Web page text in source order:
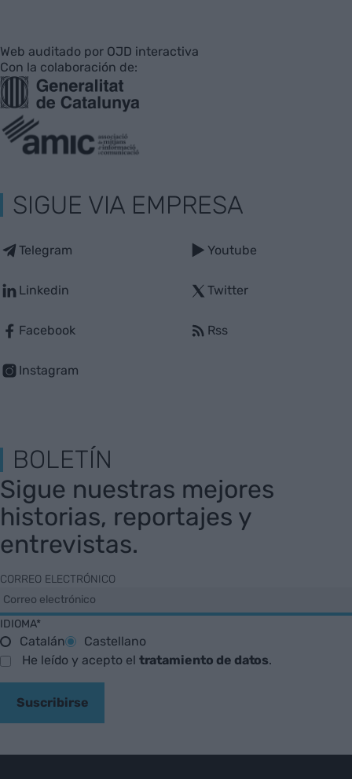
Web auditado por OJD interactiva
Con la colaboración de:
SIGUE VIA EMPRESA
Telegram
Linkedin
Facebook
Instagram
Youtube
Twitter
Rss
BOLETÍN
Sigue nuestras mejores
historias, reportajes y
entrevistas.
CORREO ELECTRÓNICO
IDIOMA*
Catalán
Castellano
He leído y acepto el tratamiento de datos.
Suscribirse